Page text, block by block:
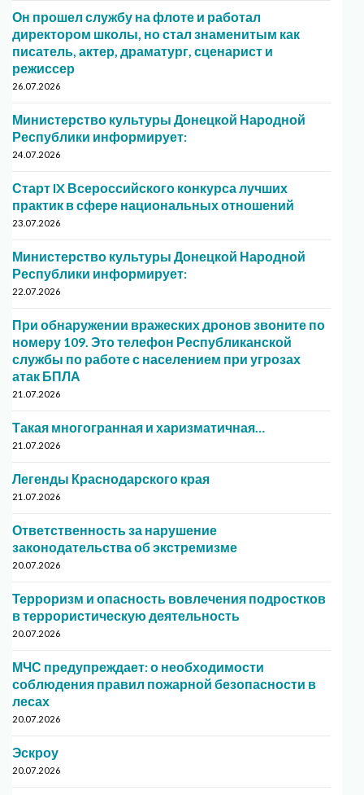
Он прошел службу на флоте и работал
директором школы, но стал знаменитым как
писатель, актер, драматург, сценарист и
режиссер
26.07.2026
Министерство культуры Донецкой Народной
Республики информирует:
24.07.2026
Старт IX Всероссийского конкурса лучших
практик в сфере национальных отношений
23.07.2026
Министерство культуры Донецкой Народной
Республики информирует:
22.07.2026
При обнаружении вражеских дронов звоните по
номеру 109. Это телефон Республиканской
службы по работе с населением при угрозах
атак БПЛА
21.07.2026
Такая многогранная и харизматичная…
21.07.2026
Легенды Краснодарского края
21.07.2026
Ответственность за нарушение
законодательства об экстремизме
20.07.2026
Терроризм и опасность вовлечения подростков
в террористическую деятельность
20.07.2026
МЧС предупреждает: о необходимости
соблюдения правил пожарной безопасности в
лесах
20.07.2026
Эскроу
20.07.2026